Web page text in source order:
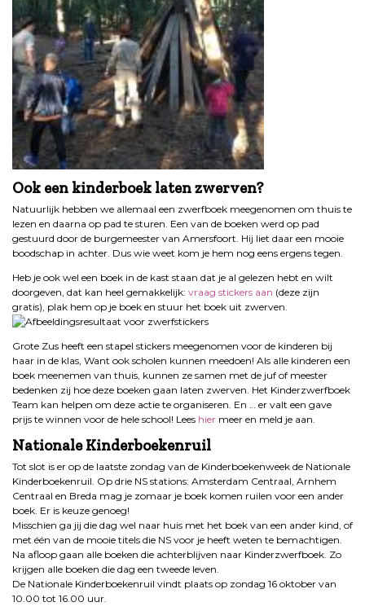
Ook een kinderboek laten zwerven?
Natuurlijk hebben we allemaal een zwerfboek meegenomen om thuis te
lezen en daarna op pad te sturen. Een van de boeken werd op pad
gestuurd door de burgemeester van Amersfoort. Hij liet daar een mooie
boodschap in achter. Dus wie weet kom je hem nog eens ergens tegen.
Heb je ook wel een boek in de kast staan dat je al gelezen hebt en wilt
doorgeven, dat kan heel gemakkelijk: vraag stickers aan (deze zijn
gratis), plak hem op je boek en stuur het boek uit zwerven.
Grote Zus heeft een stapel stickers meegenomen voor de kinderen bij
haar in de klas, Want ook scholen kunnen meedoen! Als alle kinderen een
boek meenemen van thuis, kunnen ze samen met de juf of meester
bedenken zij hoe deze boeken gaan laten zwerven. Het Kinderzwerfboek
Team kan helpen om deze actie te organiseren. En … er valt een gave
prijs te winnen voor de hele school! Lees hier meer en meld je aan.
Nationale Kinderboekenruil
Tot slot is er op de laatste zondag van de Kinderboekenweek de Nationale
Kinderboekenruil. Op drie NS stations: Amsterdam Centraal, Arnhem
Centraal en Breda mag je zomaar je boek komen ruilen voor een ander
boek. Er is keuze genoeg!
Misschien ga jij die dag wel naar huis met het boek van een ander kind, of
met één van de mooie titels die NS voor je heeft weten te bemachtigen.
Na afloop gaan alle boeken die achterblijven naar Kinderzwerfboek. Zo
krijgen alle boeken die dag een tweede leven.
De Nationale Kinderboekenruil vindt plaats op zondag 16 oktober van
10.00 tot 16.00 uur.